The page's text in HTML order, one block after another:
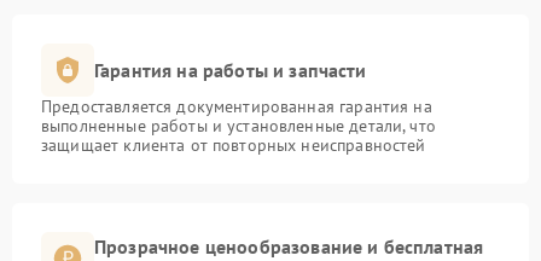
Гарантия на работы и запчасти
Предоставляется документированная гарантия на
выполненные работы и установленные детали, что
защищает клиента от повторных неисправностей
Прозрачное ценообразование и бесплатная